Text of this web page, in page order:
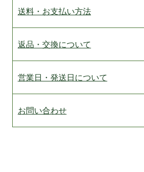
送料・お支払い方法
返品・交換について
営業日・発送日について
お問い合わせ